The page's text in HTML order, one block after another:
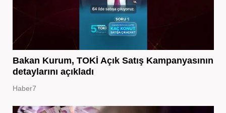
Bakan Kurum, TOKİ Açık Satış Kampanyasının
detaylarını açıkladı
Haber7